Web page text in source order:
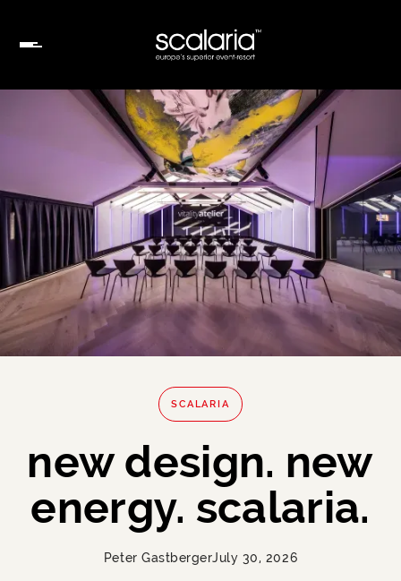
SCALARIA
new design. new
energy. scalaria.
Peter GastbergerJuly 30, 2026